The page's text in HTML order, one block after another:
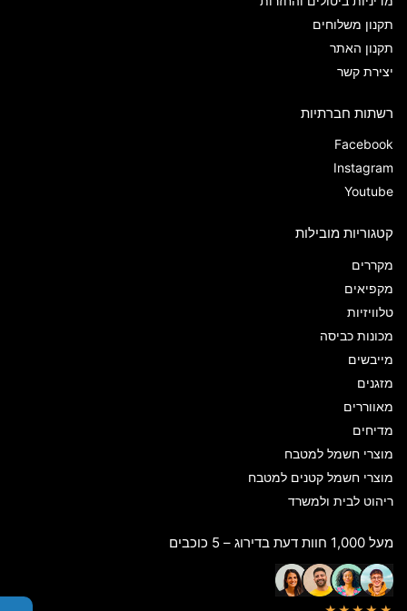
תקנון משלוחים
תקנון האתר
יצירת קשר
רשתות חברתיות
Facebook
Instagram
Youtube
קטגוריות מובילות
מקררים
מקפיאים
טלוויזיות
מכונות כביסה
מייבשים
מזגנים
מאווררים
מדיחים
מוצרי חשמל למטבח
מוצרי חשמל קטנים למטבח
ריהוט לבית ולמשרד
מעל 1,000 חוות דעת בדירוג – 5 כוכבים